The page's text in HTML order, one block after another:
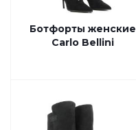
Ботфорты женские
Carlo Bellini